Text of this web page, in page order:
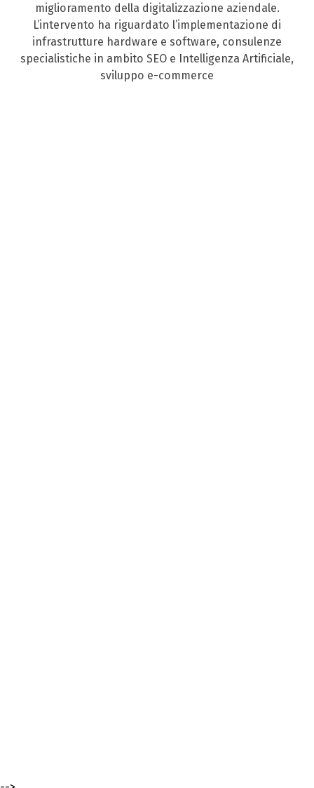
miglioramento della digitalizzazione aziendale.
L’intervento ha riguardato l’implementazione di
infrastrutture hardware e software, consulenze
specialistiche in ambito SEO e Intelligenza Artificiale,
sviluppo e-commerce